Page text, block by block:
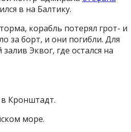
в на Балтику.
корабль потерял грот- и
за борт, и они погибли. Для
Эквог, где остался на
Кронштадт.
море.